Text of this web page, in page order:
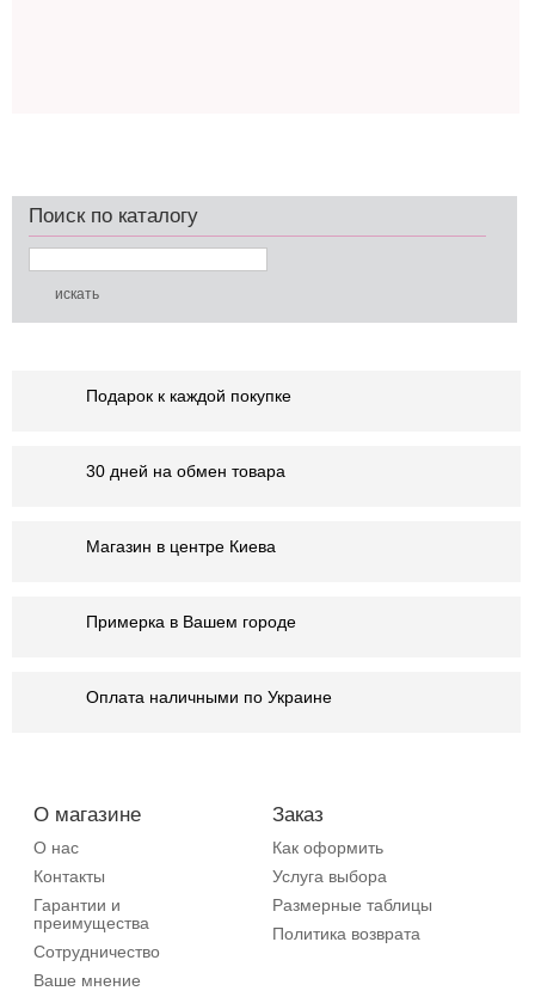
Поиск по каталогу
Подарок к каждой покупке
30 дней на обмен товара
Магазин в центре Киева
Примерка в Вашем городе
Оплата наличными по Украине
О магазине
О нас
Контакты
Гарантии и
преимущества
Сотрудничество
Ваше мнение
Заказ
Как оформить
Услуга выбора
Размерные таблицы
Политика возврата